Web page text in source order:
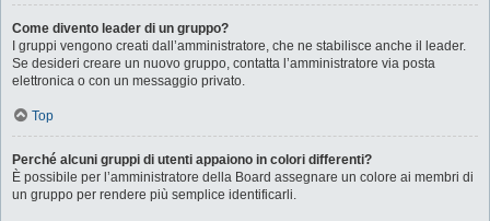
Come divento leader di un gruppo?
I gruppi vengono creati dall’amministratore, che ne stabilisce anche il leader.
Se desideri creare un nuovo gruppo, contatta l’amministratore via posta
elettronica o con un messaggio privato.
Top
Perché alcuni gruppi di utenti appaiono in colori differenti?
È possibile per l’amministratore della Board assegnare un colore ai membri di
un gruppo per rendere più semplice identificarli.